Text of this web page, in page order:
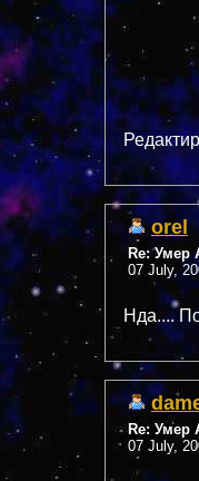
orel
Re: Умер
07 July,
Нда....
Re: Умер
07 July,